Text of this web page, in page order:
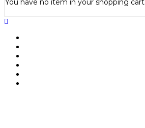
You have no item in your shopping cart